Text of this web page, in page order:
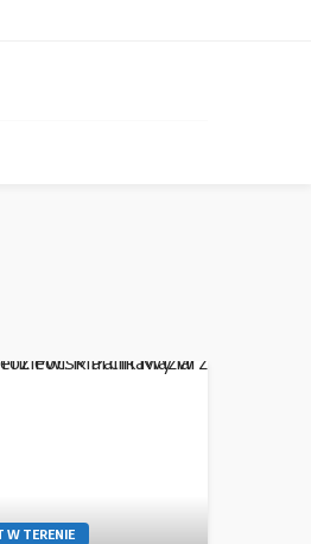
W TERENIE